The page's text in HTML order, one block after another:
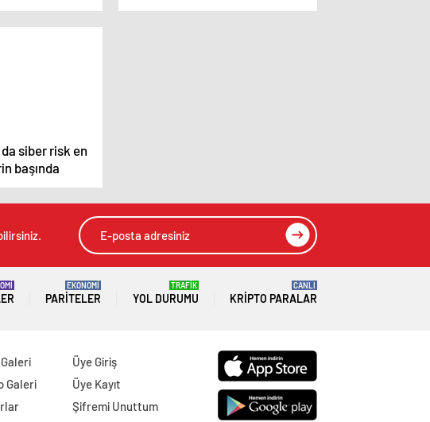
ve Dijital
İzimiz Projesi”
siber risk en
başında
PARITELER
EKONOMİ
YOL DURUMU
TRAFİK
KRIPTO PARALAR
CANLI
Galeri
Üye Giriş
Üye Kayıt
Şifremi Unuttum